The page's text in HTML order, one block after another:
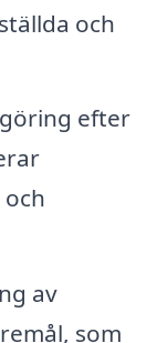
och
efter
av
som